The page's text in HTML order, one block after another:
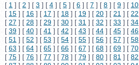
[ 1 ] [ 2 ] [ 3 ] [ 4 ] [ 5 ] [ 6 ] [ 7 ] [ 8 ] [ 9 ] [ 10
[ 15 ] [ 16 ] [ 17 ] [ 18 ] [ 19 ] [ 20 ] [ 21 ] [ 22
[ 27 ] [ 28 ] [ 29 ] [ 30 ] [ 31 ] [ 32 ] [ 33 ] [ 34
[ 39 ] [ 40 ] [ 41 ] [ 42 ] [ 43 ] [ 44 ] [ 45 ] [ 46
[ 51 ] [ 52 ] [ 53 ] [ 54 ] [ 55 ] [ 56 ] [ 57 ] [ 58
[ 63 ] [ 64 ] [ 65 ] [ 66 ] [ 67 ] [ 68 ] [ 69 ] [ 70
[ 75 ] [ 76 ] [ 77 ] [ 78 ] [ 79 ] [ 80 ] [ 81 ] [ 82